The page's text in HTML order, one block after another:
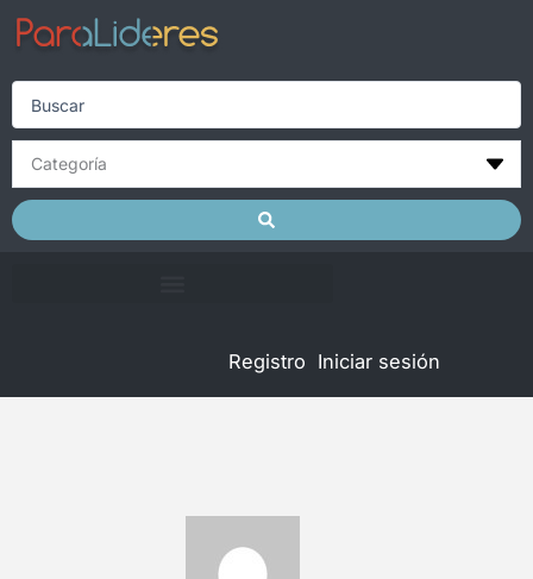
Skip
content
Search
Registro Iniciar sesión